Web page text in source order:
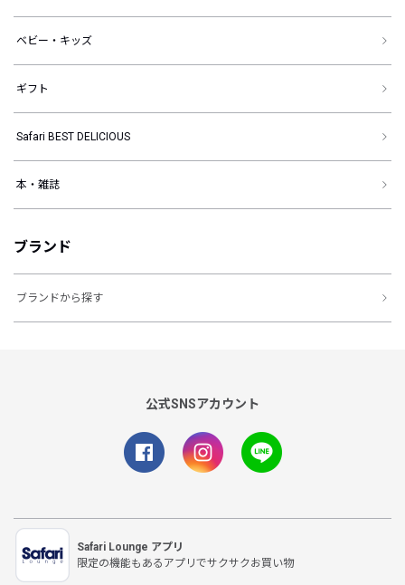
ベビー・キッズ
ギフト
Safari BEST DELICIOUS
本・雑誌
ブランド
ブランドから探す
公式SNSアカウント
Safari Lounge アプリ
限定の機能もあるアプリでサクサクお買い物